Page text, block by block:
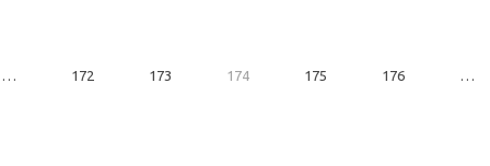
… 172 173 174 175 176 …